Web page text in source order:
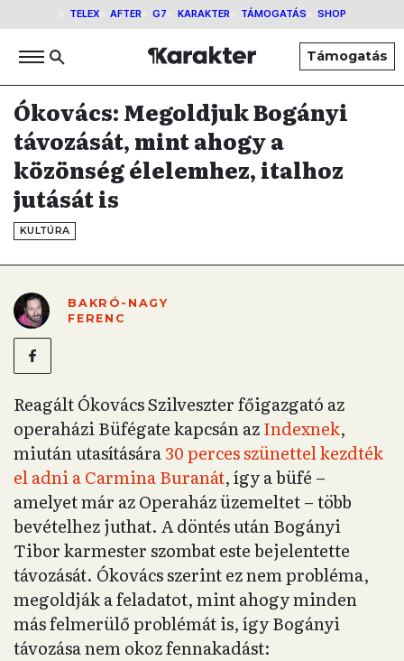
TELEX AFTER G7 KARAKTER TÁMOGATÁS SHOP
Támogatás
Ókovács: Megoldjuk Bogányi
távozását, mint ahogy a
közönség élelemhez, italhoz
jutását is
KULTÚRA
BAKRÓ-NAGY
FERENC
Reagált Ókovács Szilveszter főigazgató az
operaházi Büfégate kapcsán azIndexnek,
miután utasítására30 perces szünettel kezdték
el adni a Carmina Buranát, így a büfé –
amelyet már az Operaház üzemeltet – több
bevételhez juthat. A döntés után Bogányi
Tibor karmester szombat este bejelentette
távozását. Ókovács szerint ez nem probléma,
megoldják a feladatot, mint ahogy minden
más felmerülő problémát is, így Bogányi
távozása nem okoz fennakadást: